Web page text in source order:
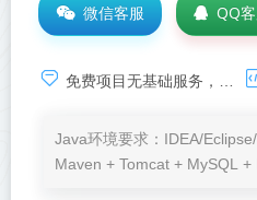
微信客服 QQ
免费项目无基础服务，如需技术支持，请点击：
Java环境要求：IDEA/
Maven + Tomcat + MySQL +